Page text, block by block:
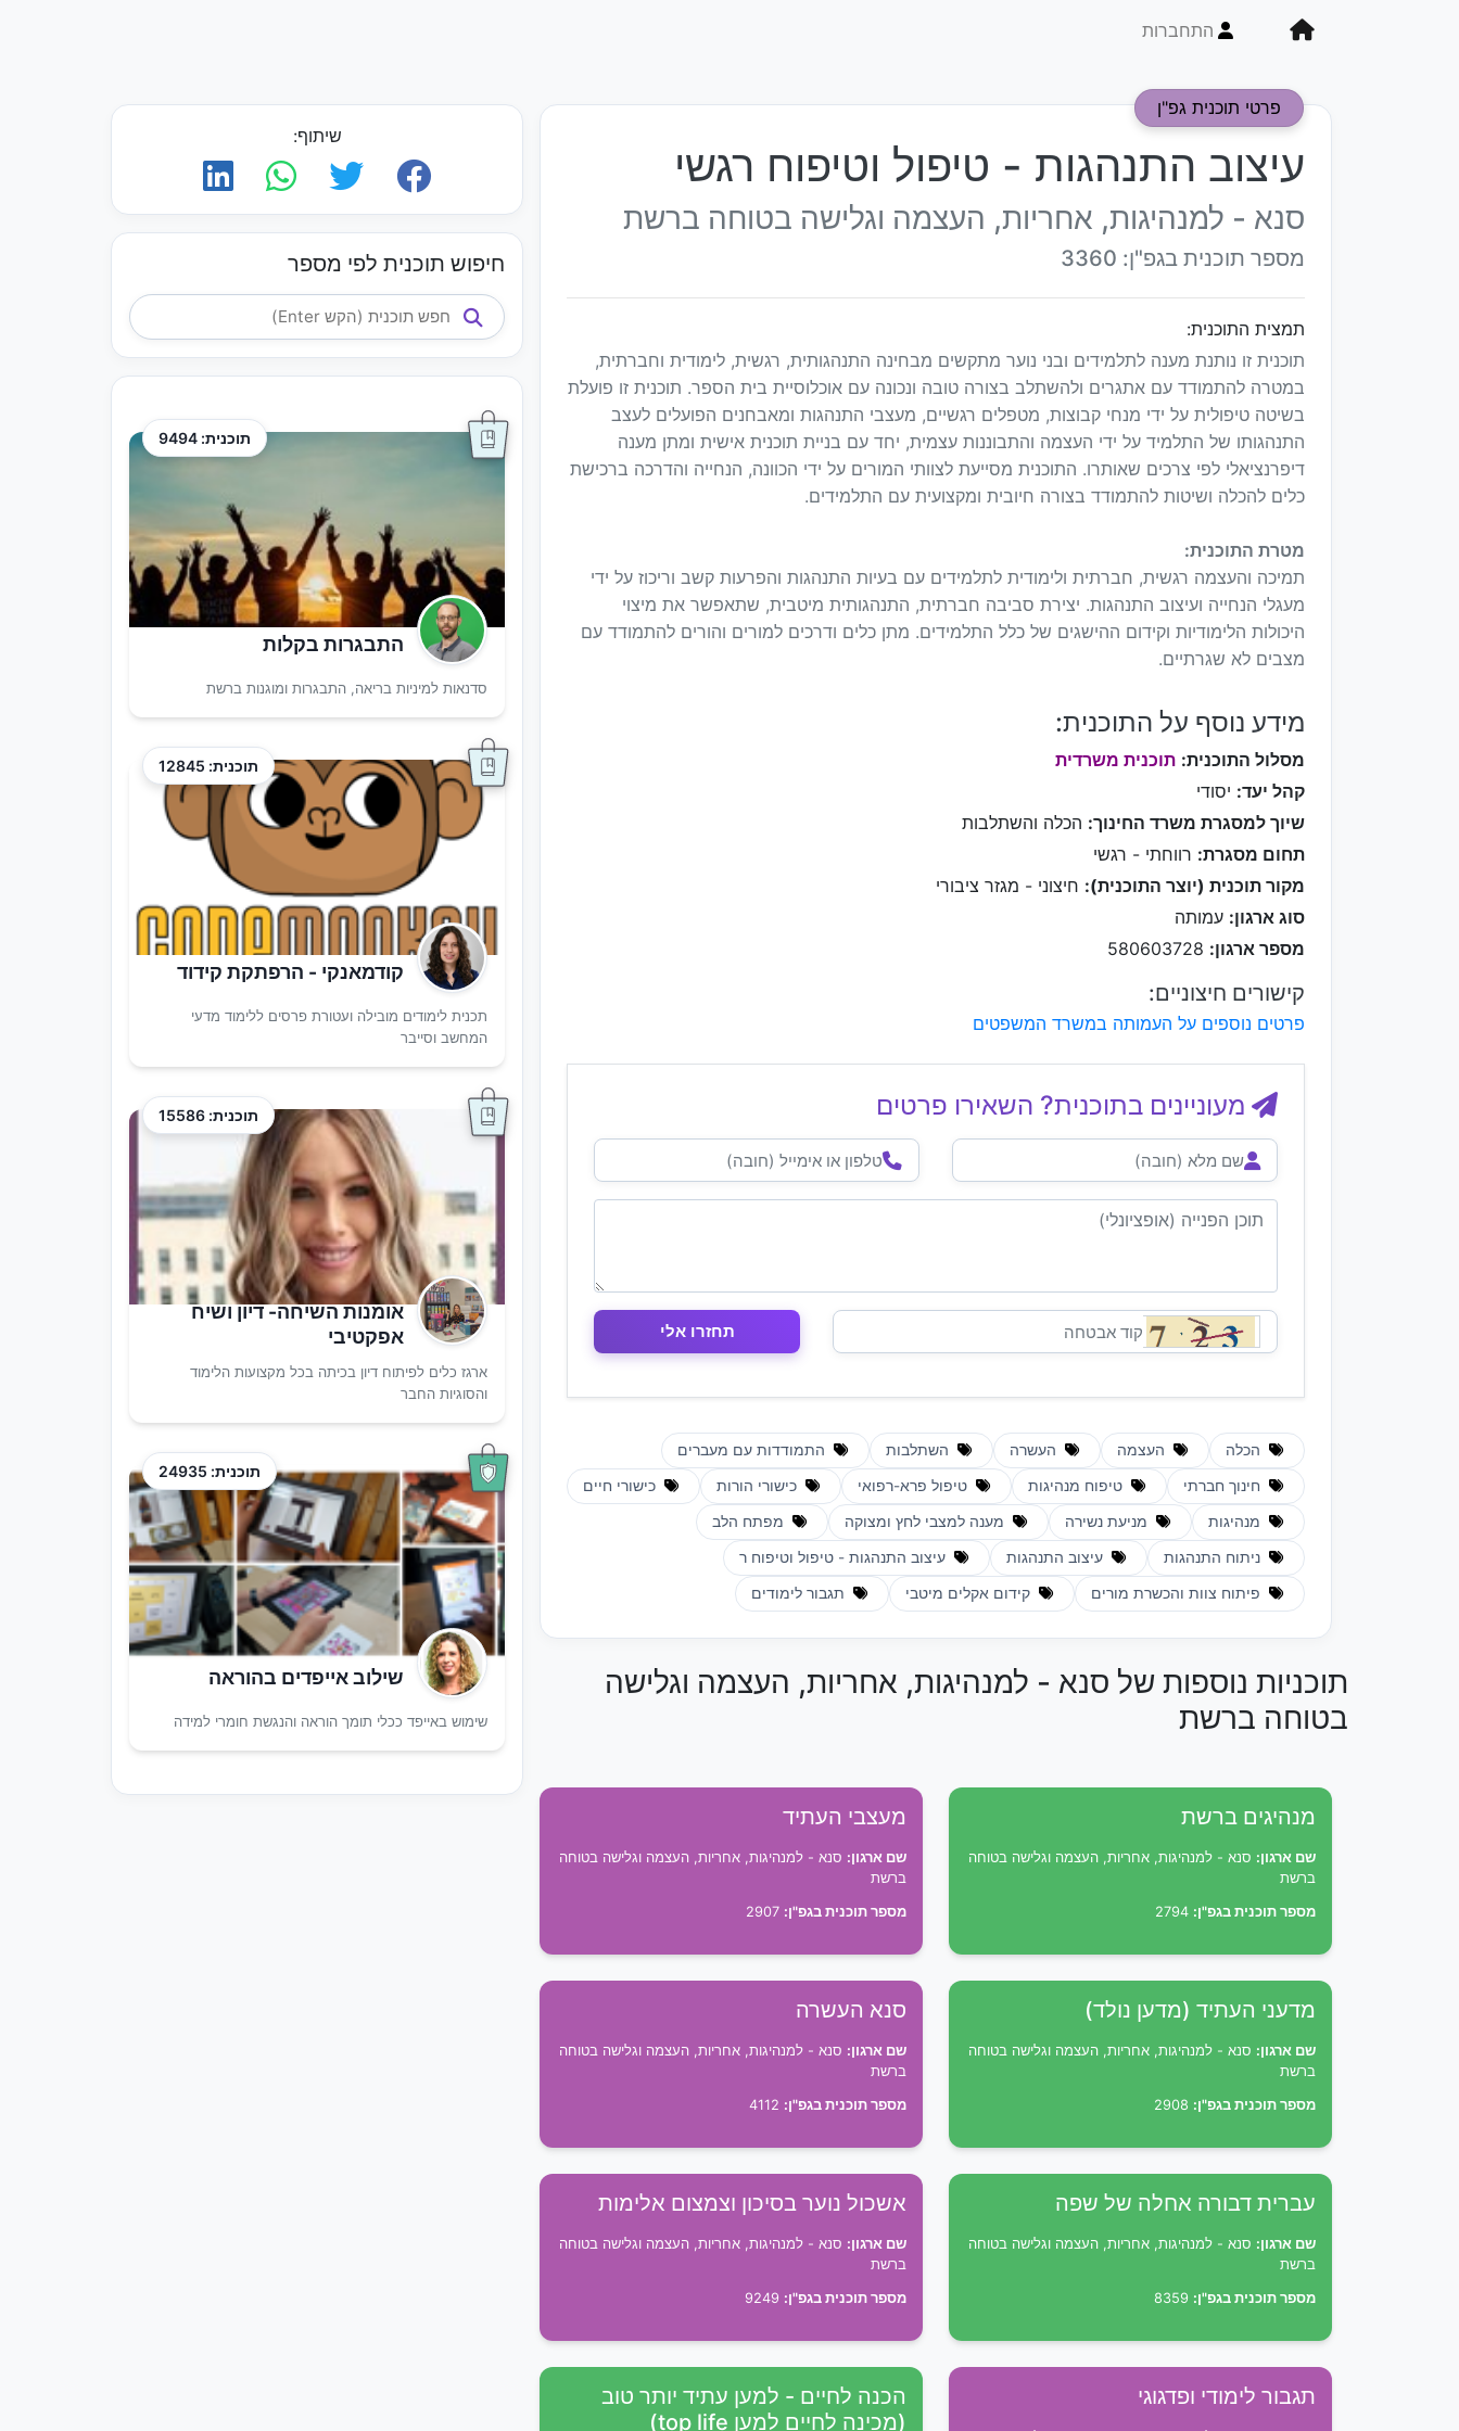
התחברות
פרטי תוכנית גפ"ן
עיצוב התנהגות - טיפול וטיפוח רגשי
סנא - למנהיגות, אחריות, העצמה וגלישה בטוחה ברשת
מספר תוכנית בגפ"ן: 3360
תמצית התוכנית:
תוכנית זו נותנת מענה לתלמידים ובני נוער מתקשים מבחינה התנהגותית, רגשית, לימודית וחברתית,
במטרה להתמודד עם אתגרים ולהשתלב בצורה טובה ונכונה עם אוכלוסיית בית הספר. תוכנית זו פועלת
בשיטה טיפולית על ידי מנחי קבוצות, מטפלים רגשיים, מעצבי התנהגות ומאבחנים הפועלים לעצב
התנהגותו של התלמיד על ידי העצמה והתבוננות עצמית, יחד עם בניית תוכנית אישית ומתן מענה
דיפרנציאלי לפי צרכים שאותרו. התוכנית מסייעת לצוותי המורים על ידי הכוונה, הנחייה והדרכה ברכישת
כלים להכלה ושיטות להתמודד בצורה חיובית ומקצועית עם התלמידים.
מטרת התוכנית:
תמיכה והעצמה רגשית, חברתית ולימודית לתלמידים עם בעיות התנהגות והפרעות קשב וריכוז על ידי
מעגלי הנחייה ועיצוב התנהגות. יצירת סביבה חברתית, התנהגותית מיטבית, שתאפשר את מיצוי
היכולות הלימודיות וקידום ההישגים של כלל התלמידים. מתן כלים ודרכים למורים והורים להתמודד עם
מצבים לא שגרתיים.
מידע נוסף על התוכנית:
מסלול התוכנית: תוכנית משרדית
קהל יעד: יסודי
שיוך למסגרת משרד החינוך: הכלה והשתלבות
תחום מסגרת: רווחתי - רגשי
מקור תוכנית (יוצר התוכנית): חיצוני - מגזר ציבורי
סוג ארגון: עמותה
מספר ארגון:
קישורים חיצוניים:
פרטים נוספים על העמותה במשרד המשפטים
מעוניינים בתוכנית? השאירו פרטים
הכלה העצמה העשרה השתלבות התמודדות עם מעברים
חינוך חברתי טיפוח מנהיגות טיפול פרא-רפואי כישורי הורות כישורי חיים
מנהיגות מניעת נשירה מענה למצבי לחץ ומצוקה מפתח הלב
ניתוח התנהגות עיצוב התנהגות עיצוב התנהגות - טיפול וטיפוח ר
פיתוח צוות והכשרת מורים קידום אקלים מיטבי תגבור לימודים
תוכניות נוספות של סנא - למנהיגות, אחריות, העצמה וגלישה
בטוחה ברשת
מנהיגים ברשת
שם ארגון: סנא - למנהיגות, אחריות, העצמה וגלישה בטוחה
ברשת
מספר תוכנית בגפ"ן:
מעצבי העתיד
שם ארגון: סנא - למנהיגות, אחריות, העצמה וגלישה בטוחה
ברשת
מספר תוכנית בגפ"ן:
מדעני העתיד (מדען נולד)
שם ארגון: סנא - למנהיגות, אחריות, העצמה וגלישה בטוחה
ברשת
מספר תוכנית בגפ"ן:
סנא העשרה
שם ארגון: סנא - למנהיגות, אחריות, העצמה וגלישה בטוחה
ברשת
מספר תוכנית בגפ"ן:
עברית דבורה אחלה של שפה
שם ארגון: סנא - למנהיגות, אחריות, העצמה וגלישה בטוחה
ברשת
מספר תוכנית בגפ"ן:
אשכול נוער בסיכון וצמצום אלימות
שם ארגון: סנא - למנהיגות, אחריות, העצמה וגלישה בטוחה
ברשת
מספר תוכנית בגפ"ן:
תגבור לימודי ופדגוגי
הכנה לחיים - למען עתיד יותר טוב
(מכינה לחיים למען top life)
שיתוף:
חיפוש תוכנית לפי מספר
תוכנית: 9494
התבגרות בקלות
סדנאות למיניות בריאה, התבגרות ומוגנות ברשת
תוכנית: 12845
קודמאנקי - הרפתקת קידוד
תכנית לימודים מובילה ועטורת פרסים ללימוד מדעי
המחשב וסייבר
תוכנית: 15586
אומנות השיחה- דיון ושיח
אפקטיבי
ארגז כלים לפיתוח דיון בכיתה בכל מקצועות הלימוד
והסוגיות החבר
תוכנית: 24935
שילוב אייפדים בהוראה
שימוש באייפד ככלי תומך הוראה והנגשת חומרי למידה